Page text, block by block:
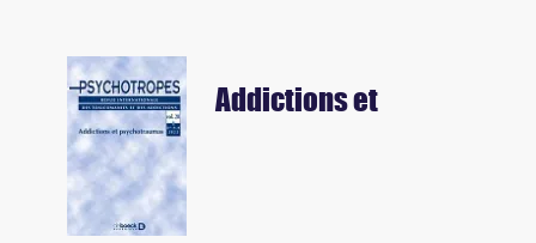
Addictions et